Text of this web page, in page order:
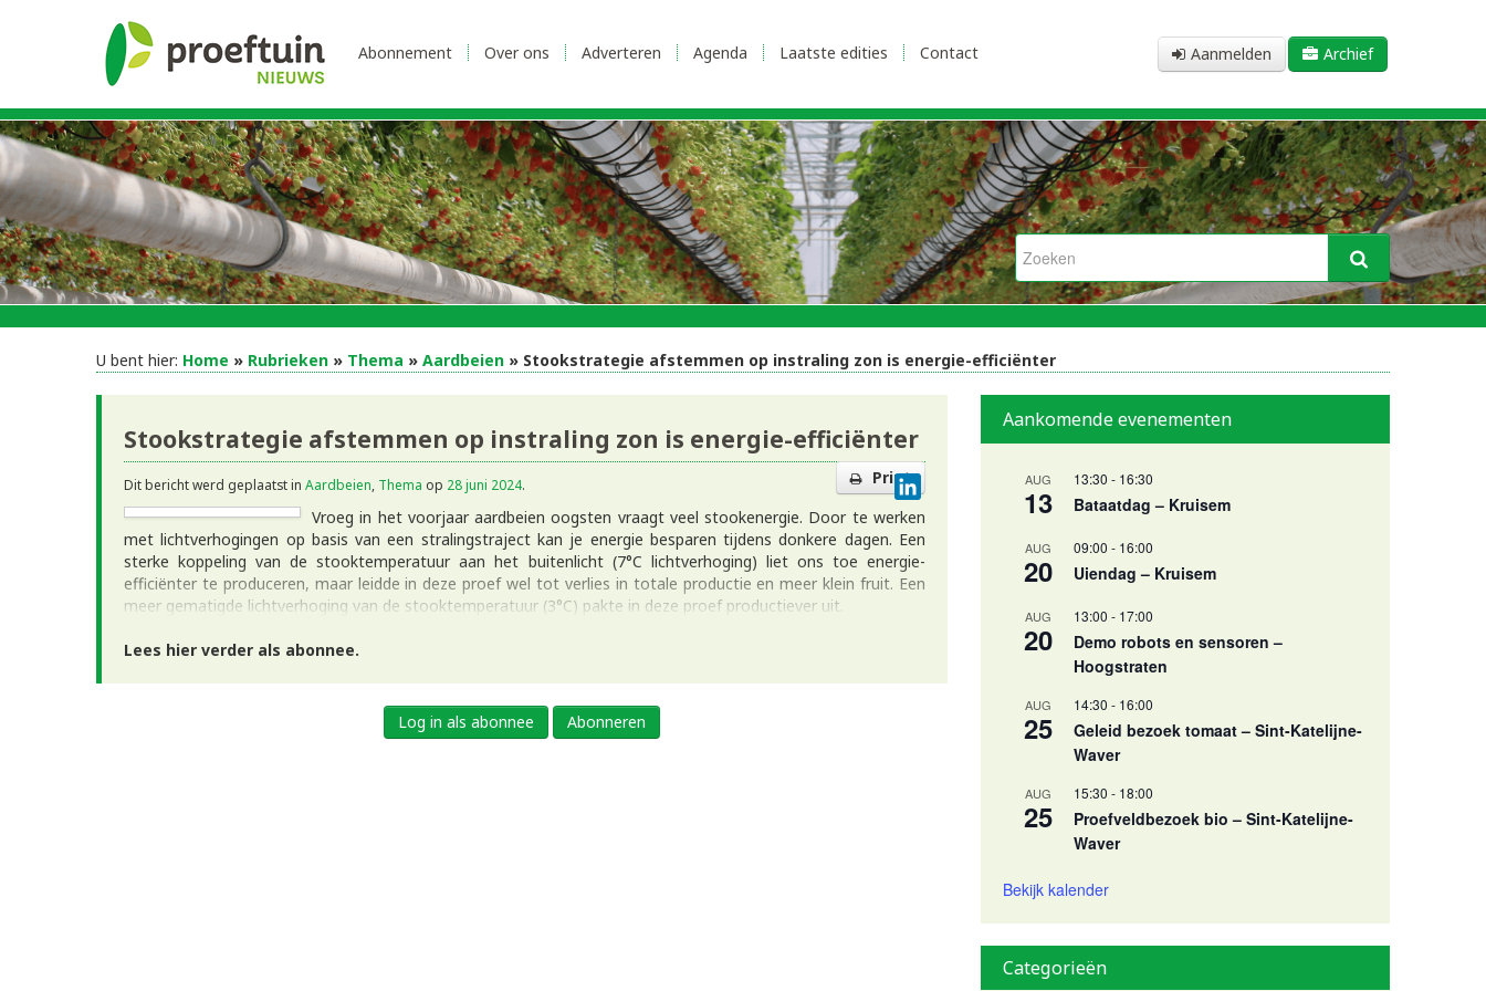
Aanmelden Archief
Abonnement Over ons Adverteren Agenda Laatste edities Contact
U bent hier: Home » Rubrieken » Thema » Aardbeien » Stookstrategie afstemmen op instraling zon is energie-efficiënter
Stookstrategie afstemmen op instraling zon is energie-efficiënter
Print
Dit bericht werd geplaatst in Aardbeien Thema op 28 juni 2024. LinkedIn
Vroeg in het voorjaar aardbeien oogsten vraagt veel stookenergie. Door te werken
met lichtverhogingen op basis van een stralingstraject kan je energie besparen tijdens donkere dagen. Een
sterke koppeling van de stooktemperatuur aan het buitenlicht (7°C lichtverhoging) liet ons toe energie-
efficiënter te produceren, maar leidde in deze proef wel tot verlies in totale productie en meer klein fruit. Een
meer gematigde lichtverhoging van de stooktemperatuur (3°C) pakte in deze proef productiever uit.
Lees hier verder als abonnee.
Log in als abonnee Abonneren
Aankomende evenementen
AUG
13
13:30 - 16:30
Bataatdag – Kruisem
AUG
20
09:00 - 16:00
Uiendag – Kruisem
AUG
20
13:00 - 17:00
Demo robots en sensoren –
Hoogstraten
AUG
25
14:30 - 16:00
Geleid bezoek tomaat – Sint-Katelijne-
Waver
AUG
25
15:30 - 18:00
Proefveldbezoek bio – Sint-Katelijne-
Waver
Bekijk kalender
Categorieën